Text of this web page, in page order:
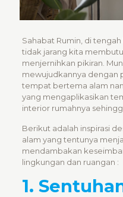
Sahabat Rumin, di
tidak jarang kita
menjernihkan pikiran.
mewujudkannya dengan
tempat bertema alam
yang mengaplikasikan
interior rumahnya
Berikut adalah inspirasi
alam yang tentunya
mendambakan
lingkungan dan ruangan :
1.